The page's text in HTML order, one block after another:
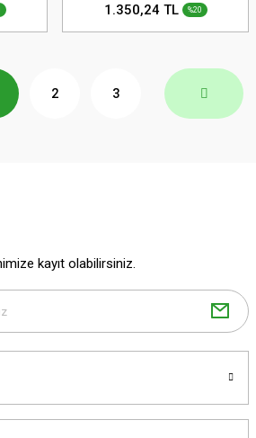
1.350,24 TL %20
2 3
kayıt olabilirsiniz.